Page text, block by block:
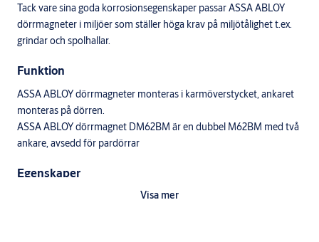
Tack vare sina goda korrosionsegenskaper passar ASSA ABLOY
dörrmagneter i miljöer som ställer höga krav på miljötålighet t.ex.
grindar och spolhallar.
Funktion
ASSA ABLOY dörrmagneter monteras i karmöverstycket, ankaret
monteras på dörren.
ASSA ABLOY dörrmagnet DM62BM är en dubbel M62BM med två
ankare, avsedd för pardörrar
Egenskaper
ASSA ABLOY dörrmagneter har inga hindrande mekaniska
Visa mer